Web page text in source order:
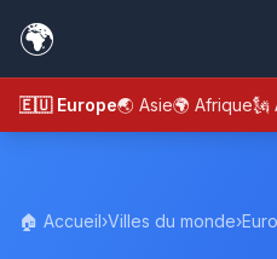
🌍
🇪🇺 Europe🌏 Asie🌍 Afrique🗽
🏠 Accueil›Villes du monde›